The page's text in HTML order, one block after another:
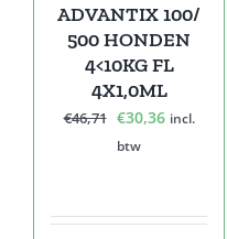
ADVANTIX 100/
500 HONDEN
4<10KG FL
4X1,0ML
€46,71 Oorspronkelijke
prijs
€30,36Huidige
incl.
btw